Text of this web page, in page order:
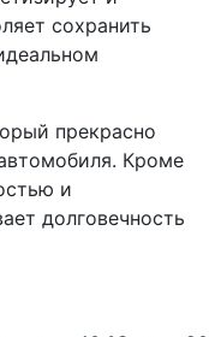
сохранить
прекрасно
Кроме
и
долговечность